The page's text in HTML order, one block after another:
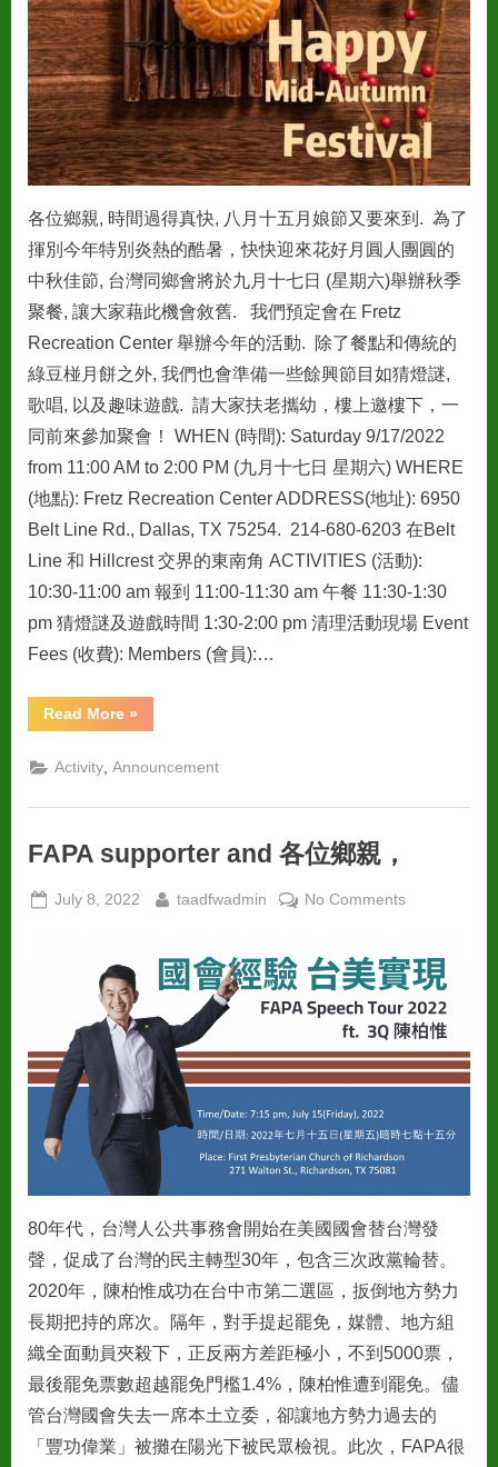
各位鄉親, 時間過得真快, 八月十五月娘節又要來到. 為了
揮別今年特別炎熱的酷暑，快快迎來花好月圓人團圓的
中秋佳節, 台灣同鄉會將於九月十七日 (星期六)舉辦秋季
聚餐, 讓大家藉此機會敘舊. 我們預定會在 Fretz
Recreation Center 舉辦今年的活動. 除了餐點和傳統的
綠豆椪月餅之外, 我們也會準備一些餘興節目如猜燈謎,
歌唱, 以及趣味遊戲. 請大家扶老攜幼，樓上邀樓下，一
同前來參加聚會！ WHEN (時間): Saturday 9/17/2022
from 11:00 AM to 2:00 PM (九月十七日 星期六) WHERE
(地點): Fretz Recreation Center ADDRESS(地址): 6950
Belt Line Rd., Dallas, TX 75254. 214-680-6203 在Belt
Line 和 Hillcrest 交界的東南角 ACTIVITIES (活動):
10:30-11:00 am 報到 11:00-11:30 am 午餐 11:30-1:30
pm 猜燈謎及遊戲時間 1:30-2:00 pm 清理活動現場 Event
Fees (收費): Members (會員):…
Read More“2022
中
活
»
Activity ,Announcement
FAPA supporter and 各位鄉親，
Posted
July 8, 2022 By
taadfwadmin No Commentson
and
各
位
鄉
親，
80年代，台灣人公共事務會開始在美國國會替台灣發
聲，促成了台灣的民主轉型30年，包含三次政黨輪替。
2020年，陳柏惟成功在台中市第二選區，扳倒地方勢力
長期把持的席次。隔年，對手提起罷免，媒體、地方組
織全面動員夾殺下，正反兩方差距極小，不到5000票，
最後罷免票數超越罷免門檻1.4%，陳柏惟遭到罷免。儘
管台灣國會失去一席本土立委，卻讓地方勢力過去的
「豐功偉業」被攤在陽光下被民眾檢視。此次，FAPA很